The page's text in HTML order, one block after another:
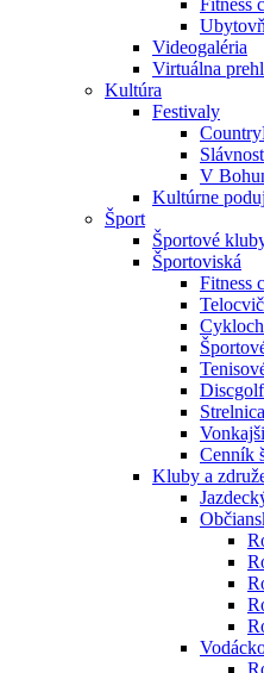
Fitness
Videogaléria
Virtuálna
Kultúra
Festivaly
V
Kultúrne
Šport
Športové
Športoviská
Fitness
Strelnica
Cenník
Kluby a